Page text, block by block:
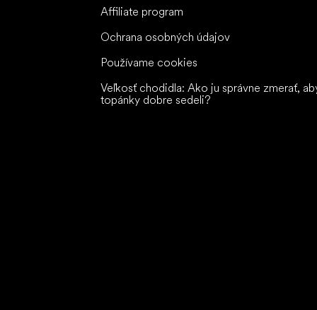
Affiliate program
Ochrana osobných údajov
Používame cookies
Veľkosť chodidla: Ako ju správne zmerať,
topánky dobre sedeli?